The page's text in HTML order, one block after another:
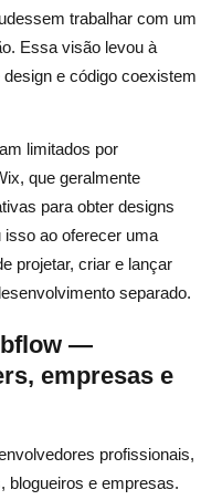
trabalhar com um
Essa visão levou à
e código coexistem
limitados por
que geralmente
para obter designs
isso ao oferecer uma
projetar, criar e lançar
separado.
—
empresas e
profissionais,
blogueiros e empresas.